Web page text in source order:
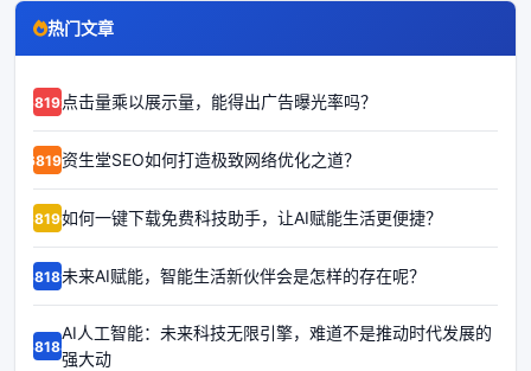
热门文章
68192点击量乘以展示量，能得出广告曝光率吗？
68191资生堂SEO如何打造极致网络优化之道？
68190如何一键下载免费科技助手，让AI赋能生活更便捷？
68189未来AI赋能，智能生活新伙伴会是怎样的存在呢？
68188
AI人工智能：未来科技无限引擎，难道不是推动时代发展的
强大动